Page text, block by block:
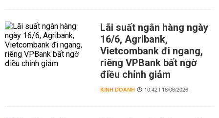
Lãi suất ngân hàng ngày
16/6, Agribank,
Vietcombank đi ngang,
riêng VPBank bất ngờ
điều chỉnh giảm
KINH DOANH 10:42 | 16/06/2026